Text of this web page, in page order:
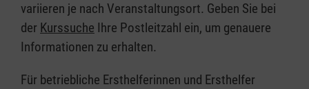
variieren je nach Veranstaltungsort. Geben Sie bei
der Kurssuche Ihre Postleitzahl ein, um genauere
Informationen zu erhalten.
Für betriebliche Ersthelferinnen und Ersthelfer